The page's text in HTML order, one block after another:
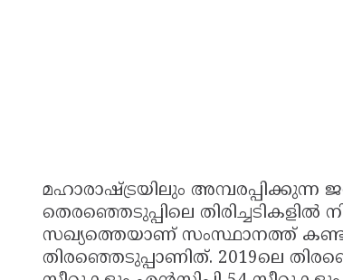
മഹാരാഷ്ട്രയിലും
തെരഞ്ഞെടുപ്പിലെ
സഖ്യത്തെയാണ് സംസ്ഥാനത്ത്
തിരഞ്ഞെടുപ്പാണിത്. 2019ലെ